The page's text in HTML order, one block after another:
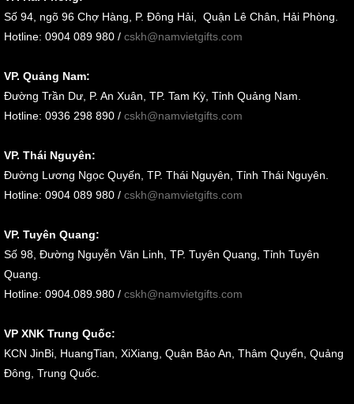
Số 94, ngõ 96 Chợ Hàng, P. Đông Hải, Quận Lê Chân, Hải Phòng.
Hotline: 0904 089 980 / cskh@namvietgifts.com
VP. Quảng Nam:
Đường Trần Dư, P. An Xuân, TP. Tam Kỳ, Tỉnh Quảng Nam.
Hotline: 0936 298 890 / cskh@namvietgifts.com
VP. Thái Nguyên:
Đường Lương Ngọc Quyến, TP. Thái Nguyên, Tỉnh Thái Nguyên.
Hotline: 0904 089 980 / cskh@namvietgifts.com
VP. Tuyên Quang:
Số 98, Đường Nguyễn Văn Linh, TP. Tuyên Quang, Tỉnh Tuyên
Quang.
Hotline: 0904.089.980 / cskh@namvietgifts.com
VP XNK Trung Quốc:
KCN JinBi, HuangTian, XiXiang, Quận Bảo An, Thâm Quyến, Quảng
Đông, Trung Quốc.